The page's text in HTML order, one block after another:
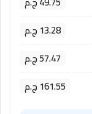
13.28 ج.م
57.47 ج.م
161.55 ج.م